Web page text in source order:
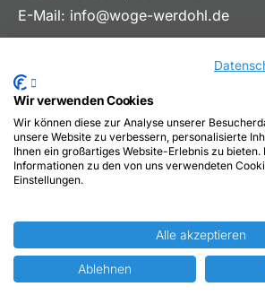
E-Mail: info@woge-werdohl.de
2026 © Woge Werdohl
Impressum|Datenschutz
|
Wir verwenden Cookies
Wir können diese zur Analyse unserer
unsere Website zu verbessern, personalisierte
Ihnen ein großartiges Website-Erlebnis zu bieten.
Informationen zu den von uns verwendeten
Einstellungen.
Alle akzeptieren
Ablehnen